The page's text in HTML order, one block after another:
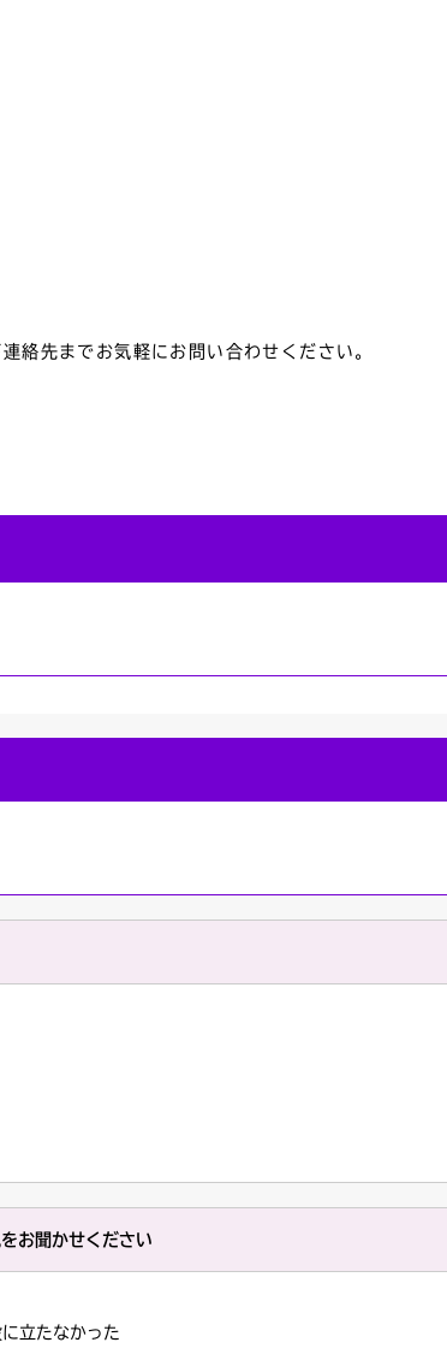
絡先までお気軽にお問い合わせください。
お聞かせください
立たなかった